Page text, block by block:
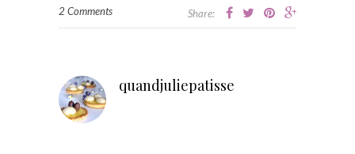
2 Comments Share:
quandjuliepatisse